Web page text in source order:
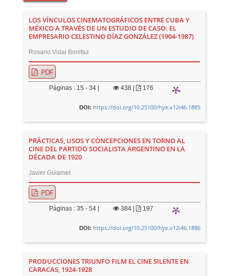
LOS VÍNCULOS CINEMATOGRÁFICOS ENTRE CUBA Y
MÉXICO A TRAVÉS DE UN ESTUDIO DE CASO: EL
EMPRESARIO CELESTINO DÍAZ GONZÁLEZ (1904-1987)
Rosario Vidal Bonifaz
PDF
Páginas : 15 - 34 | 438 176
DOI: https://doi.org/10.25100/hye.v12i46.1885
PRÁCTICAS, USOS Y CONCEPCIONES EN TORNO AL
CINE DEL PARTIDO SOCIALISTA ARGENTINO EN LA
DÉCADA DE 1920
Javier Guiamet
PDF
Páginas : 35 - 54 | 384 197
DOI: https://doi.org/10.25100/hye.v12i46.1886
PRODUCCIONES TRIUNFO FILM EL CINE SILENTE EN
CARACAS, 1924-1928